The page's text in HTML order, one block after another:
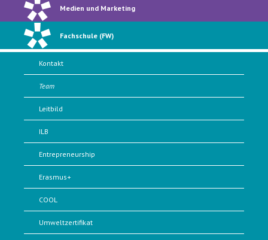
Medien und Marketing
Fachschule (FW)
Kontakt
Team
Leitbild
ILB
Entrepreneurship
Erasmus+
COOL
Umweltzertifikat